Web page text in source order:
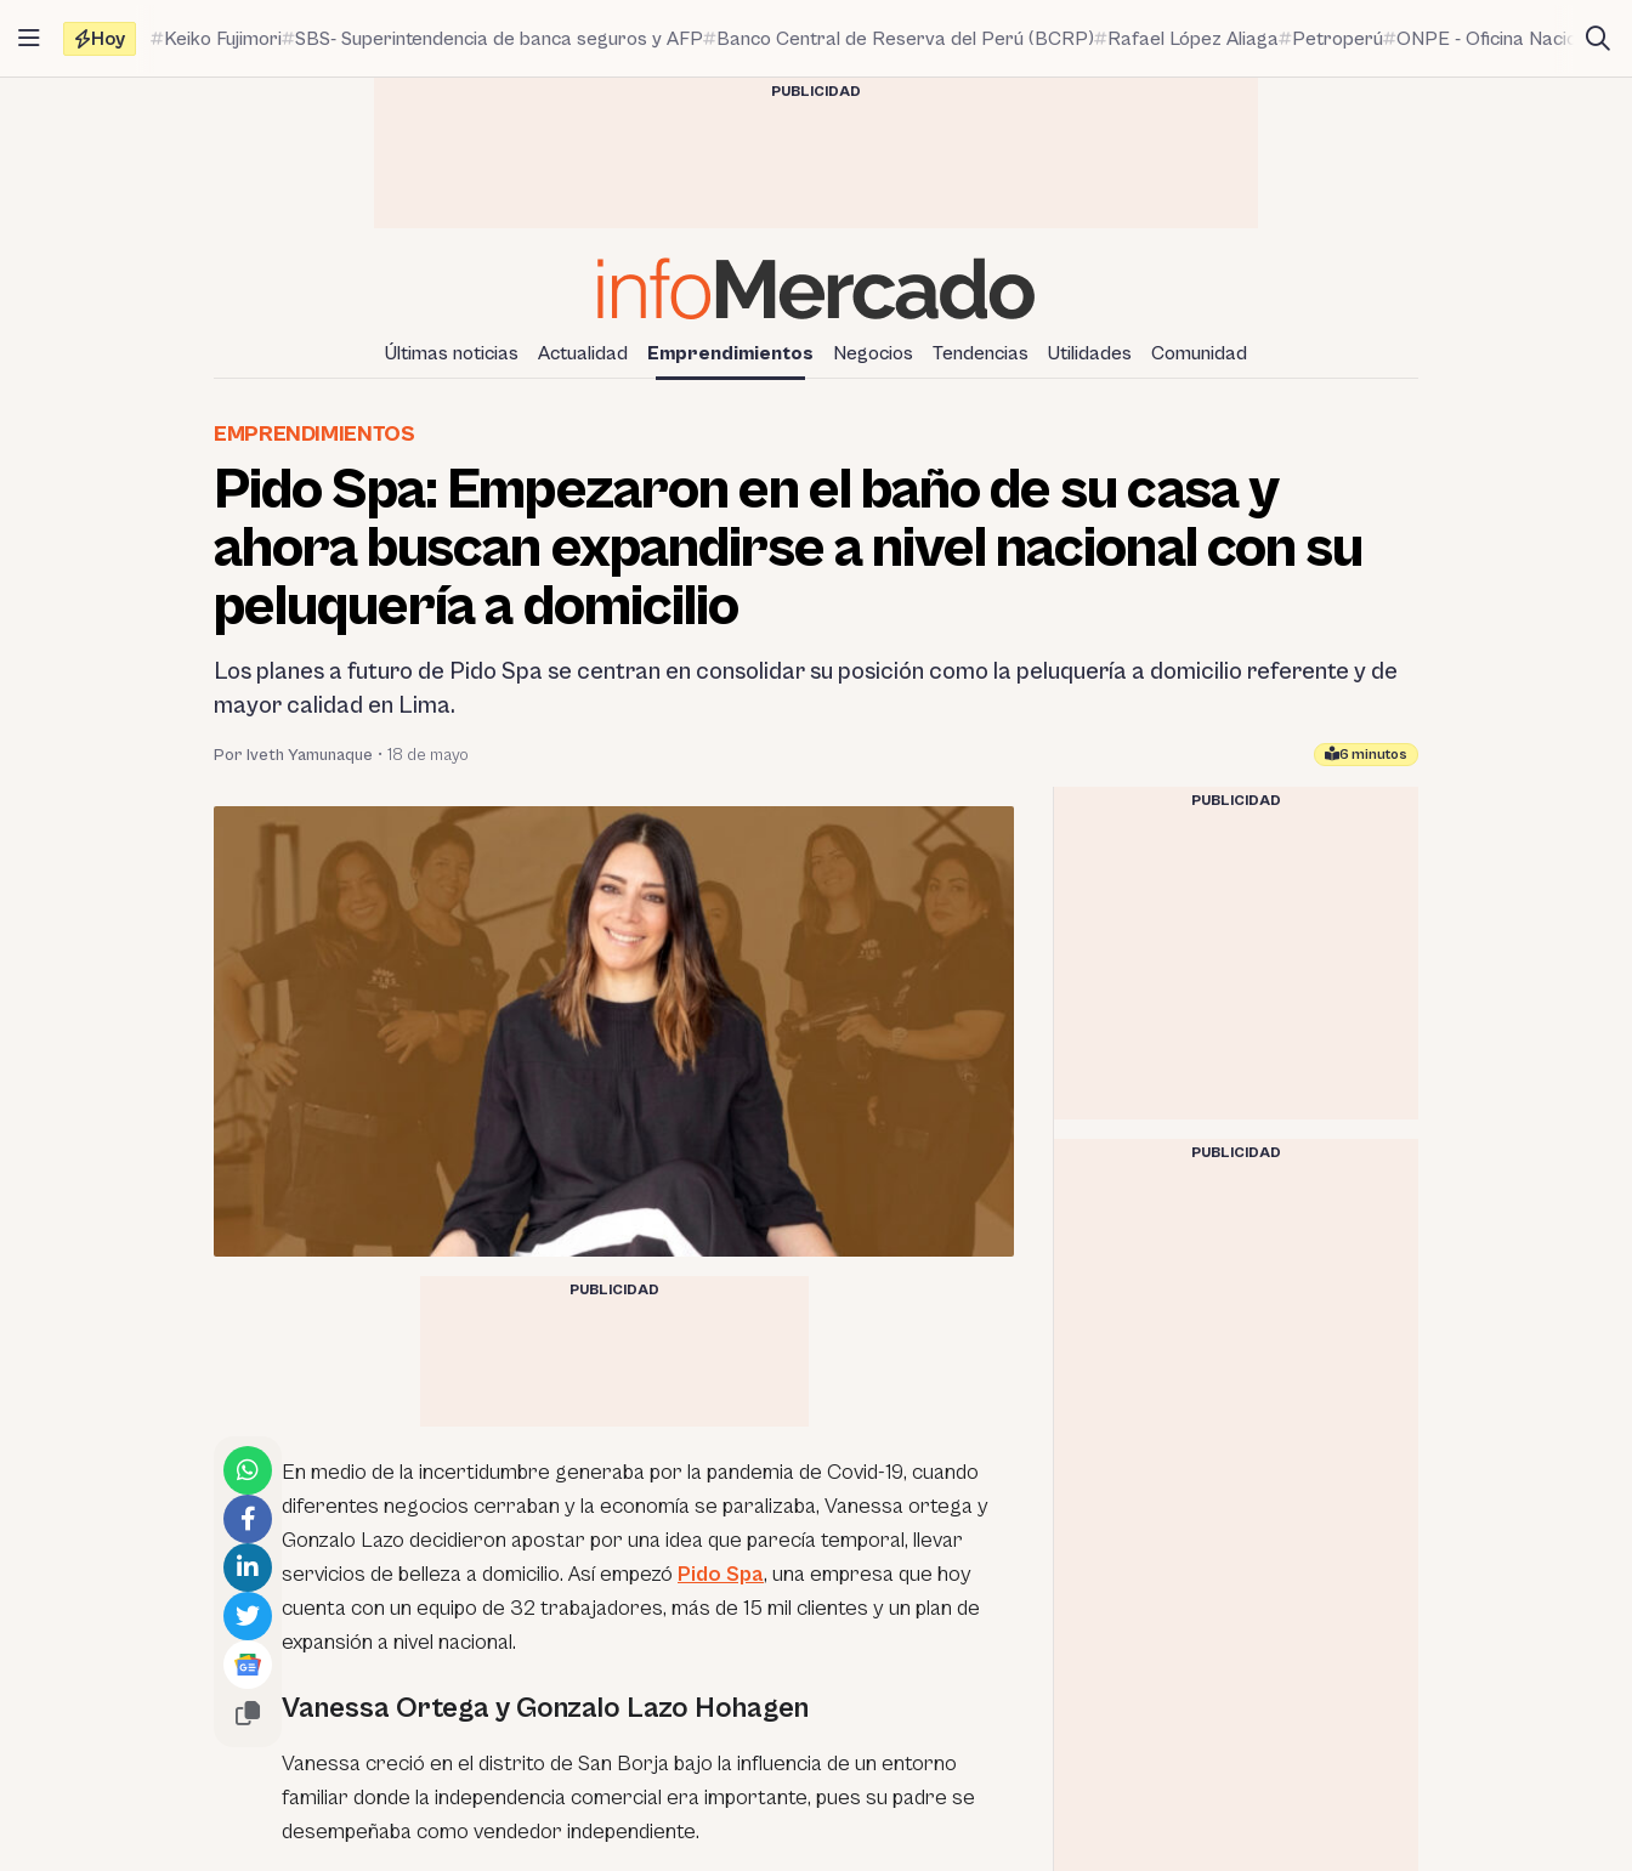
contenido
Hoy Keiko Fujimori SBS- Superintendencia de banca seguros y AFP Banco Central de Reserva del Perú (BCRP) Rafael López Aliaga Petroperú ONPE - Oficina Nacional
PUBLICIDAD
Últimas noticias Actualidad Emprendimientos Negocios Tendencias Utilidades Comunidad
EMPRENDIMIENTOS
Pido Spa: Empezaron en el baño de su casa y
ahora buscan expandirse a nivel nacional con su
peluquería a domicilio
Los planes a futuro de Pido Spa se centran en consolidar su posición como la peluquería a domicilio referente y de
mayor calidad en Lima.
Por Iveth Yamunaque • 18 de mayo 6 minutos
PUBLICIDAD
En medio de la incertidumbre generaba por la pandemia de Covid-19, cuando
diferentes negocios cerraban y la economía se paralizaba, Vanessa ortega y
Gonzalo Lazo decidieron apostar por una idea que parecía temporal, llevar
servicios de belleza a domicilio. Así empezó Pido Spa, una empresa que hoy
cuenta con un equipo de 32 trabajadores, más de 15 mil clientes y un plan de
expansión a nivel nacional.
Vanessa Ortega y Gonzalo Lazo Hohagen
Vanessa creció en el distrito de San Borja bajo la influencia de un entorno
familiar donde la independencia comercial era importante, pues su padre se
desempeñaba como vendedor independiente.
PUBLICIDAD
PUBLICIDAD